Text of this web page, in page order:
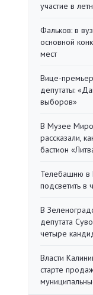
участие в
Фальков: в
основной
мест
Вице-
депутаты:
выборов»
В Музее
рассказали,
бастион
Телебашню в
подсветить в
В
депутата
четыре
Власти
старте